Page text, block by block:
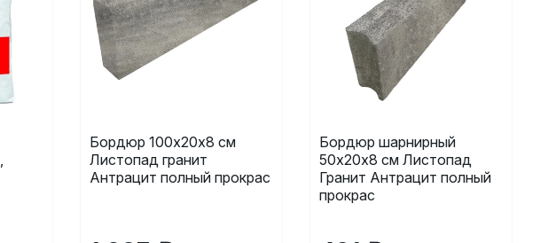
Бордюр 100х20х8 см
Листопад гранит
Антрацит полный прокрас
Бордюр шарнирный
50х20х8 см Листопад
Гранит Антрацит полный
прокрас